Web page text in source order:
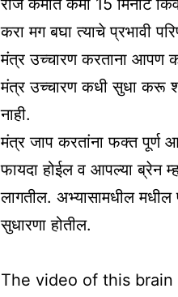
रोज कमीत कमी 15 मिनीट
करा मग बघा त्याचे प्रभावी
मंत्र उच्चारण करताना आपण
मंत्र उच्चारण कधी सुधा करू
नाही.
मंत्र जाप करतांना फक्त पूर्ण
फायदा होईल व आपल्या ब्रेन
लागतील. अभ्यासामधील मधील
सुधारणा होतील.
The video of this